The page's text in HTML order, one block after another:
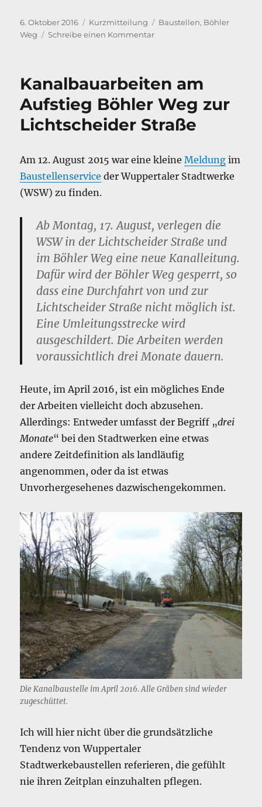
Veröffentlicht
am
6. Oktober 2016 Format
Kurzmitteilung Kategorien
Baustellen, Böhler
Weg
Schreibe einen Kommentarzu
dicht.
Kanalbauarbeiten am
Aufstieg Böhler Weg zur
Lichtscheider Straße
Am 12. August 2015 war eine kleineMeldung im
Baustellenservice der Wuppertaler Stadtwerke
(WSW) zu finden.
Ab Montag, 17. August, verlegen die
WSW in der Lichtscheider Straße und
im Böhler Weg eine neue Kanalleitung.
Dafür wird der Böhler Weg gesperrt, so
dass eine Durchfahrt von und zur
Lichtscheider Straße nicht möglich ist.
Eine Umleitungsstrecke wird
ausgeschildert. Die Arbeiten werden
voraussichtlich drei Monate dauern.
Heute, im April 2016, ist ein mögliches Ende
der Arbeiten vielleicht doch abzusehen.
Allerdings: Entweder umfasst der Begriff „drei
Monate“ bei den Stadtwerken eine etwas
andere Zeitdefinition als landläufig
angenommen, oder da ist etwas
Unvorhergesehenes dazwischengekommen.
Die Kanalbaustelle im April 2016. Alle Gräben sind wieder
zugeschüttet.
Ich will hier nicht über die grundsätzliche
Tendenz von Wuppertaler
Stadtwerkebaustellen referieren, die gefühlt
nie ihren Zeitplan einzuhalten pflegen.